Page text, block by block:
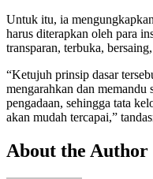
Untuk itu, ia
harus diterapkan oleh para
transparan, terbuka,
“Ketujuh prinsip dasar
mengarahkan dan memandu
pengadaan, sehingga tata
akan mudah tercapai,”
About the Author